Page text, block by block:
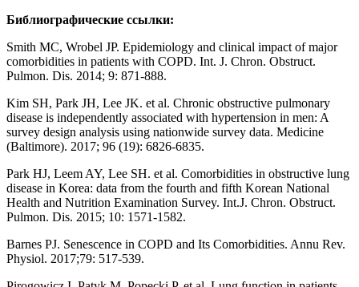
Библиографические ссылки:
Smith MC, Wrobel JP. Epidemiology and clinical impact of major
comorbidities in patients with COPD. Int. J. Chron. Obstruct.
Pulmon. Dis. 2014; 9: 871-888.
Kim SH, Park JH, Lee JK. et al. Chronic obstructive pulmonary
disease is independently associated with hypertension in men: A
survey design analysis using nationwide survey data. Medicine
(Baltimore). 2017; 96 (19): 6826-6835.
Park HJ, Leem AY, Lee SH. et al. Comorbidities in obstructive lung
disease in Korea: data from the fourth and fifth Korean National
Health and Nutrition Examination Survey. Int.J. Chron. Obstruct.
Pulmon. Dis. 2015; 10: 1571-1582.
Barnes PJ. Senescence in COPD and Its Comorbidities. Annu Rev.
Physiol. 2017;79: 517-539.